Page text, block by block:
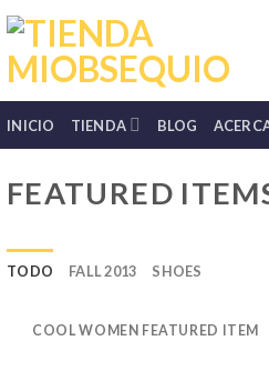
INICIO TIENDA BLOG
FEATURED
TODO FALL 2013 SHOES
COOL WOMEN FEATURED ITEM